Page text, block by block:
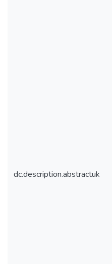
dc.description.abstractuk